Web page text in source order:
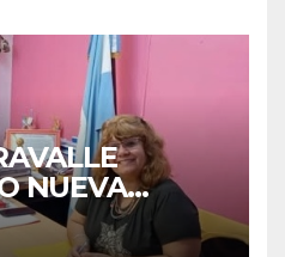
NUEVA
E.E.S. N° 82
DE